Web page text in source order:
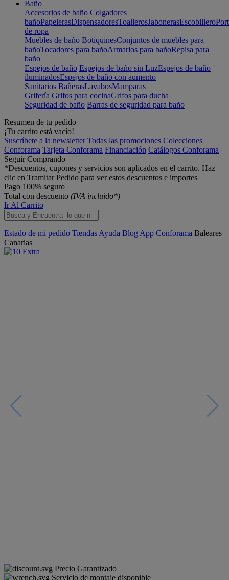
Baño
Accesorios de baño Colgadores
bañoPapelerasDispensadoresToallerosJabonerasEscobillero
de ropa
Muebles de baño BotiquinesConjuntos de muebles para
bañoTocadores para bañoArmarios para bañoRepisa para
baño
Espejos de baño Espejos de baño sin LuzEspejos de baño
iluminadosEspejos de baño con aumento
Sanitarios BañerasLavabosMamparas
Grifería Grifos para cocinaGrifos para ducha
Seguridad de baño Barras de seguridad para baño
Resumen de tu pedido
¡Tu carrito está vacío!
Suscríbete a la newsletter Todas las promociones Colecciones
Conforama Tarjeta Conforama Financiación Catálogos Conforama
Seguir Comprando
*Descuentos, cupones y servicios son aplicados en el carrito. Haz
clic en Tramitar Pedido para ver estos descuentos e importes
Pago 100% seguro
Total con descuento (IVA incluido*)
Ir Al Carrito
Estado de mi pedido Tiendas Ayuda Blog App Conforama Baleares
Canarias
Precio Garantizado
Servicio de montaje disponible